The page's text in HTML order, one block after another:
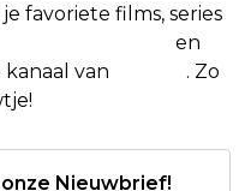
favoriete films, series
en
van
. Zo
Nieuwbrief!